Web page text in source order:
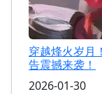
穿越烽火岁月
告震撼来袭！
2026-01-30